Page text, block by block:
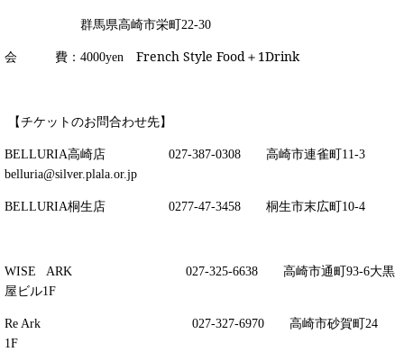
群馬県高崎市栄町22-30
会 費： 4000yen French Style Food＋1Drink
【チケットのお問合わせ先】
BELLURIA高崎店 027-387-0308 高崎市連雀町11-3
belluria@silver.plala.or.jp
BELLURIA桐生店 0277-47-3458 桐生市末広町10-4
WISE ARK 027-325-6638 高崎市通町93-6大黒
屋ビル1F
Re Ark 027-327-6970 高崎市砂賀町24
1F